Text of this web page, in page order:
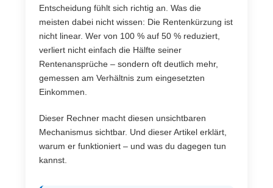
Entscheidung fühlt sich richtig an. Was die
meisten dabei nicht wissen: Die Rentenkürzung ist
nicht linear. Wer von 100 % auf 50 % reduziert,
verliert nicht einfach die Hälfte seiner
Rentenansprüche – sondern oft deutlich mehr,
gemessen am Verhältnis zum eingesetzten
Einkommen.
Dieser Rechner macht diesen unsichtbaren
Mechanismus sichtbar. Und dieser Artikel erklärt,
warum er funktioniert – und was du dagegen tun
kannst.